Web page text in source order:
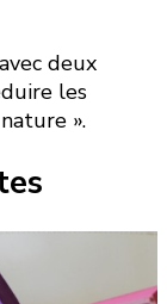
deux
les
».